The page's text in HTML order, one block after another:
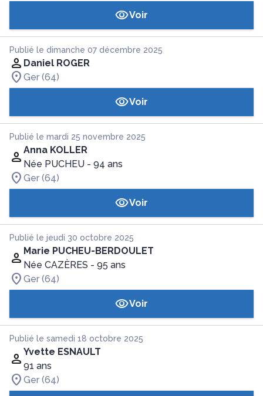
Voir
Publié le dimanche 07 décembre 2025
Daniel ROGER
Ger (64)
Voir
Publié le mardi 25 novembre 2025
Anna KOLLER
Née PUCHEU - 94 ans
Ger (64)
Voir
Publié le jeudi 30 octobre 2025
Marie PUCHEU-BERDOULET
Née CAZÈRES - 95 ans
Ger (64)
Voir
Publié le samedi 18 octobre 2025
Yvette ESNAULT
91 ans
Ger (64)